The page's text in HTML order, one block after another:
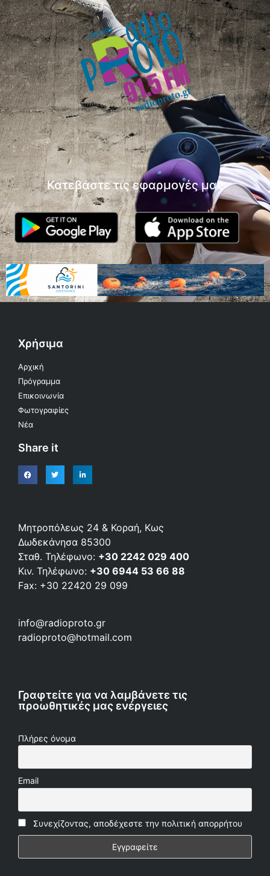
Κατεβάστε τις εφαρμογές μας
Χρήσιμα
Αρχική
Πρόγραμμα
Επικοινωνία
Φωτογραφίες
Νέα
Share it
Μητροπόλεως 24 & Κοραή, Κως
Δωδεκάνησα 85300
Σταθ. Τηλέφωνο: +30 2242 029 400
Κιν. Τηλέφωνο: +30 6944 53 66 88
Fax: +30 22420 29 099
info@radioproto.gr
radioproto@hotmail.com
Γραφτείτε για να λαμβάνετε τις
προωθητικές μας ενέργειες
Πλήρες όνομα
Email
Συνεχίζοντας, αποδέχεστε την πολιτική απορρήτου